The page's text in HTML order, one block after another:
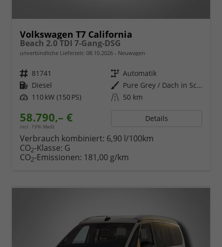
Volkswagen T7 California
Beach 2.0 TDI 7-Gang-DSG
unverbindliche Lieferzeit: 08.10.2026 Neuwagen
Fahrzeugnr. 81741 Getriebe Automatik
Kraftstoff Diesel Außenfarbe
Pure Grey / Dach in Schwarz
Leistung 110 kW (150 PS) Kilometerstand 50 km
58.790,– €
incl. 19% MwSt.
Details
Verbrauch kombiniert: 6,90 l/100km
CO2-Klasse: G
CO2-Emissionen: 181,00 g/km